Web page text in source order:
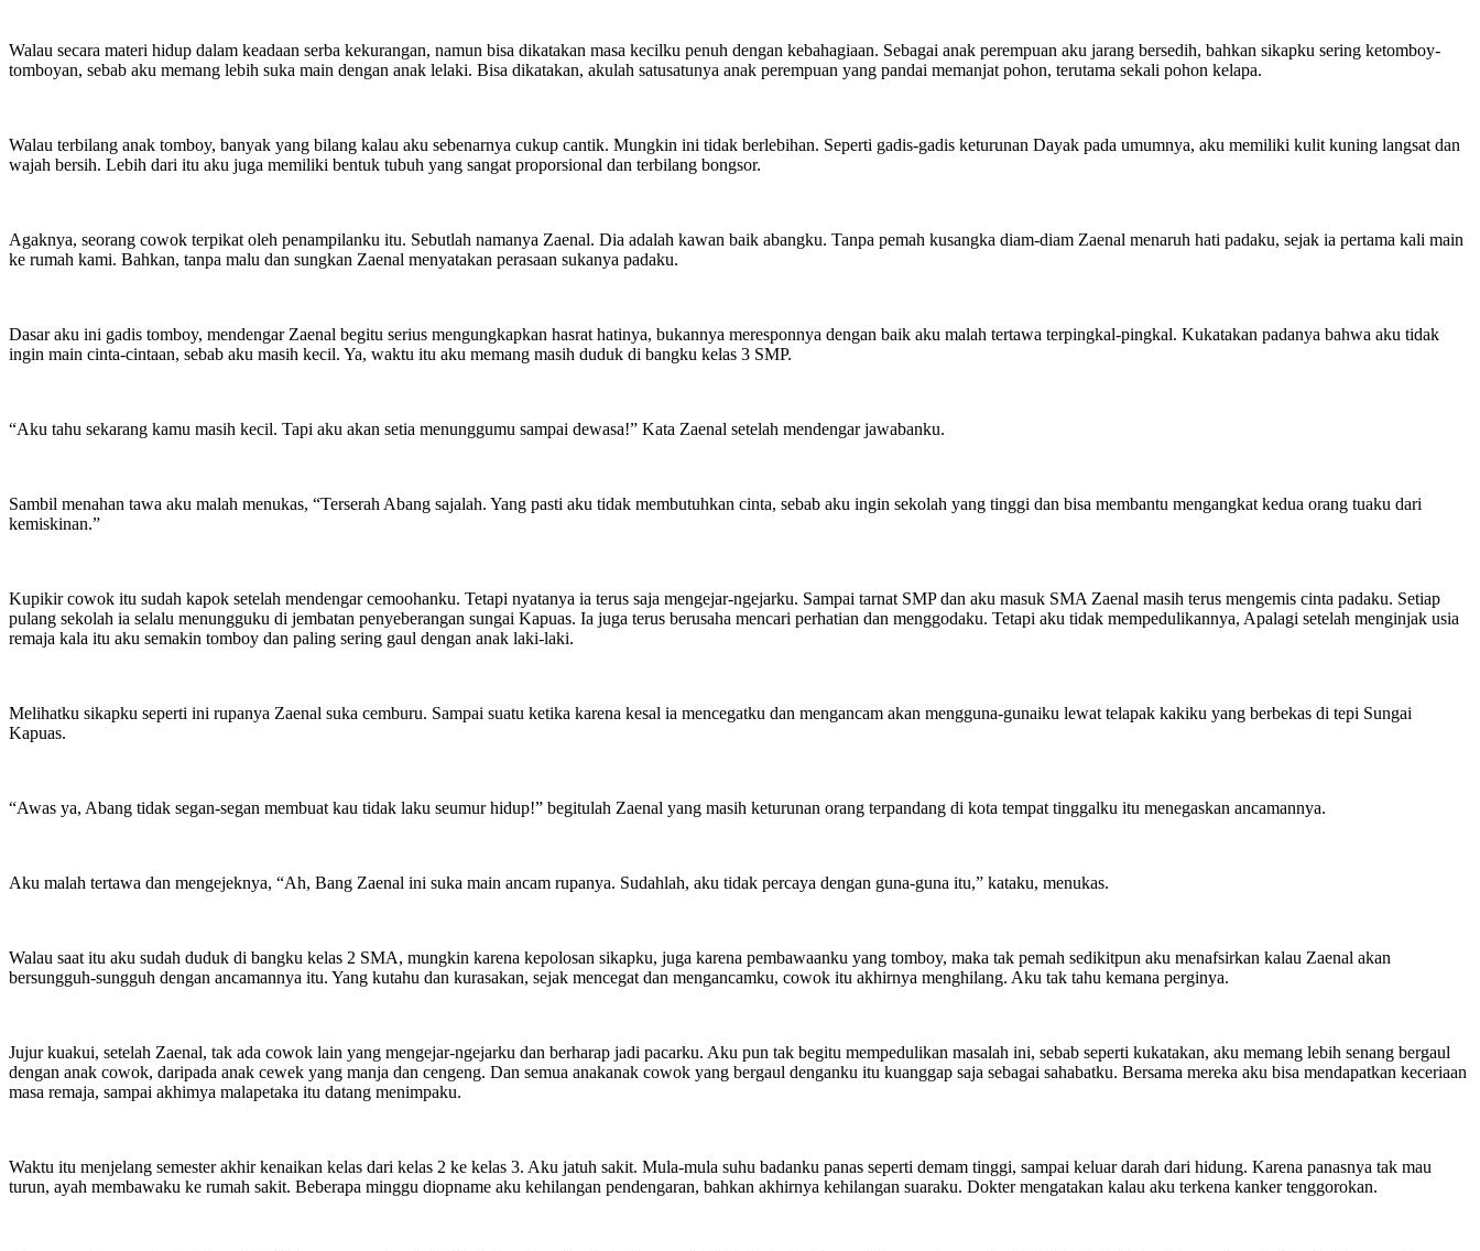
Walau secara materi hidup dalam keadaan serba kekurangan, namun bisa dikatakan masa kecilku penuh dengan kebahagiaan. Sebagai anak perempuan aku jarang bersedih, bahkan sikapku sering ketomboy-
tomboyan, sebab aku memang lebih suka main dengan anak lelaki. Bisa dikatakan, akulah satusatunya anak perempuan yang pandai memanjat pohon, terutama sekali pohon kelapa.
Walau terbilang anak tomboy, banyak yang bilang kalau aku sebenarnya cukup cantik. Mungkin ini tidak berlebihan. Seperti gadis-gadis keturunan Dayak pada umumnya, aku memiliki kulit kuning langsat dan
wajah bersih. Lebih dari itu aku juga memiliki bentuk tubuh yang sangat proporsional dan terbilang bongsor.
Agaknya, seorang cowok terpikat oleh penampilanku itu. Sebutlah namanya Zaenal. Dia adalah kawan baik abangku. Tanpa pemah kusangka diam-diam Zaenal menaruh hati padaku, sejak ia pertama kali main
ke rumah kami. Bahkan, tanpa malu dan sungkan Zaenal menyatakan perasaan sukanya padaku.
Dasar aku ini gadis tomboy, mendengar Zaenal begitu serius mengungkapkan hasrat hatinya, bukannya meresponnya dengan baik aku malah tertawa terpingkal-pingkal. Kukatakan padanya bahwa aku tidak
ingin main cinta-cintaan, sebab aku masih kecil. Ya, waktu itu aku memang masih duduk di bangku kelas 3 SMP.
“Aku tahu sekarang kamu masih kecil. Tapi aku akan setia menunggumu sampai dewasa!” Kata Zaenal setelah mendengar jawabanku.
Sambil menahan tawa aku malah menukas, “Terserah Abang sajalah. Yang pasti aku tidak membutuhkan cinta, sebab aku ingin sekolah yang tinggi dan bisa membantu mengangkat kedua orang tuaku dari
kemiskinan.”
Kupikir cowok itu sudah kapok setelah mendengar cemoohanku. Tetapi nyatanya ia terus saja mengejar-ngejarku. Sampai tarnat SMP dan aku masuk SMA Zaenal masih terus mengemis cinta padaku. Setiap
pulang sekolah ia selalu menungguku di jembatan penyeberangan sungai Kapuas. Ia juga terus berusaha mencari perhatian dan menggodaku. Tetapi aku tidak mempedulikannya, Apalagi setelah menginjak usia
remaja kala itu aku semakin tomboy dan paling sering gaul dengan anak laki-laki.
Melihatku sikapku seperti ini rupanya Zaenal suka cemburu. Sampai suatu ketika karena kesal ia mencegatku dan mengancam akan mengguna-gunaiku lewat telapak kakiku yang berbekas di tepi Sungai
Kapuas.
“Awas ya, Abang tidak segan-segan membuat kau tidak laku seumur hidup!” begitulah Zaenal yang masih keturunan orang terpandang di kota tempat tinggalku itu menegaskan ancamannya.
Aku malah tertawa dan mengejeknya, “Ah, Bang Zaenal ini suka main ancam rupanya. Sudahlah, aku tidak percaya dengan guna-guna itu,” kataku, menukas.
Walau saat itu aku sudah duduk di bangku kelas 2 SMA, mungkin karena kepolosan sikapku, juga karena pembawaanku yang tomboy, maka tak pemah sedikitpun aku menafsirkan kalau Zaenal akan
bersungguh-sungguh dengan ancamannya itu. Yang kutahu dan kurasakan, sejak mencegat dan mengancamku, cowok itu akhirnya menghilang. Aku tak tahu kemana perginya.
Jujur kuakui, setelah Zaenal, tak ada cowok lain yang mengejar-ngejarku dan berharap jadi pacarku. Aku pun tak begitu mempedulikan masalah ini, sebab seperti kukatakan, aku memang lebih senang bergaul
dengan anak cowok, daripada anak cewek yang manja dan cengeng. Dan semua anakanak cowok yang bergaul denganku itu kuanggap saja sebagai sahabatku. Bersama mereka aku bisa mendapatkan keceriaan
masa remaja, sampai akhimya malapetaka itu datang menimpaku.
Waktu itu menjelang semester akhir kenaikan kelas dari kelas 2 ke kelas 3. Aku jatuh sakit. Mula-mula suhu badanku panas seperti demam tinggi, sampai keluar darah dari hidung. Karena panasnya tak mau
turun, ayah membawaku ke rumah sakit. Beberapa minggu diopname aku kehilangan pendengaran, bahkan akhirnya kehilangan suaraku. Dokter mengatakan kalau aku terkena kanker tenggorokan.